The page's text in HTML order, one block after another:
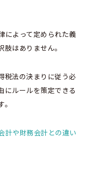
によって定められた義
はありません。
税法の決まりに従う必
にルールを策定できる
計や財務会計との違い